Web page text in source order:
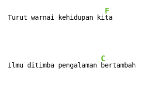
Turut warnai kehidupan ki
F
ta
Ilmu ditimba pengalaman
C
bertambah